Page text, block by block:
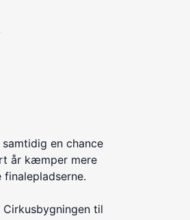
en chance
år kæmper mere
Cirkusbygningen til